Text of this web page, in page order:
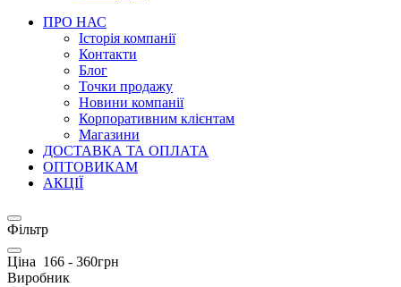
ПРО НАС
Історія компанії
Контакти
Блог
Точки продажу
Новини компанії
Корпоративним клієнтам
Магазини
ДОСТАВКА ТА ОПЛАТА
ОПТОВИКАМ
АКЦІЇ
Фільтр
Ціна 166 - 360грн
Виробник